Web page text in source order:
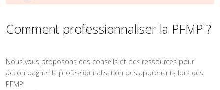
Comment professionnaliser la PFMP ?
Nous vous proposons des conseils et des ressources pour
accompagner la professionnalisation des apprenants lors des
PFMP